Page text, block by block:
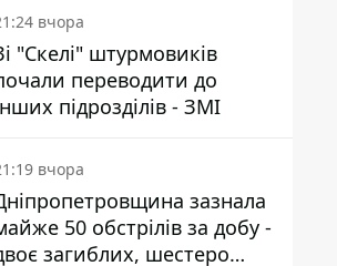
вчора
"Скелі" штурмовиків
переводити до
підрозділів - ЗМІ
вчора
зазнала
50 обстрілів за добу -
загиблих, шестеро